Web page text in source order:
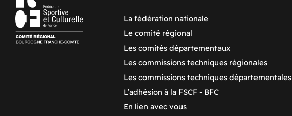
La fédération nationale
Le comité régional
Les comités départementaux
Les commissions techniques régionales
Les commissions techniques départementales
L’adhésion à la FSCF - BFC
En lien avec vous